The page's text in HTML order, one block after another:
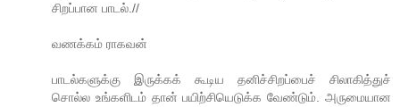
சிறப்பான பாடல்.//
வணக்கம் ராகவன்
பாடல்களுக்கு இருக்கக் கூடிய தனிச்சிறப்பைச் சிலாகித்துச்
சொல்ல உங்களிடம் தான் பயிற்சியெடுக்க வேண்டும். அருமையான